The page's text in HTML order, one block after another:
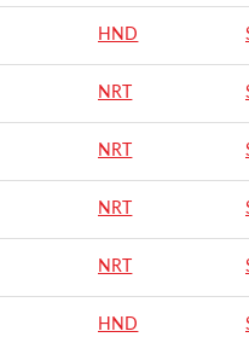
HND
NRT
NRT
NRT
NRT
HND